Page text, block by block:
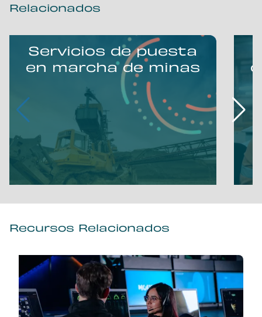
Relacionados
Servicios de puesta
en marcha de minas
Recursos Relacionados